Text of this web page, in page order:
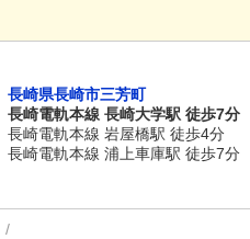
長崎県長崎市三芳町
長崎電軌本線 長崎大学駅 徒歩7分
長崎電軌本線 岩屋橋駅 徒歩4分
長崎電軌本線 浦上車庫駅 徒歩7分